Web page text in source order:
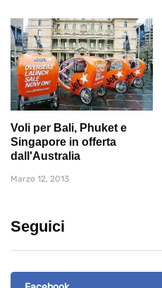
Voli per Bali, Phuket e
Singapore in offerta
dall'Australia
Marzo 12, 2013
Seguici